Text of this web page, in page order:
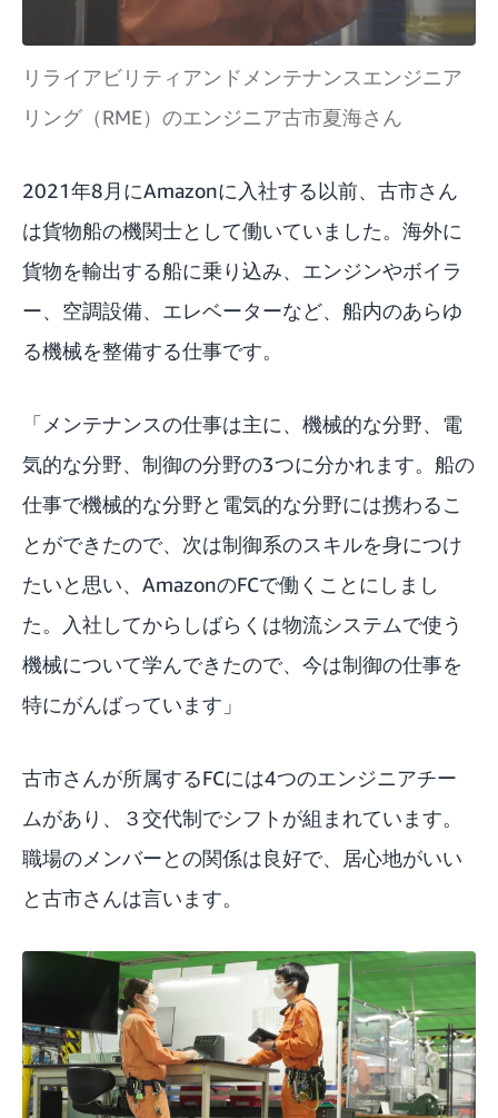
リライアビリティアンドメンテナンスエンジニア
リング（RME）のエンジニア古市夏海さん
2021年8月にAmazonに入社する以前、古市さん
は貨物船の機関士として働いていました。海外に
貨物を輸出する船に乗り込み、エンジンやボイラ
ー、空調設備、エレベーターなど、船内のあらゆ
る機械を整備する仕事です。
「メンテナンスの仕事は主に、機械的な分野、電
気的な分野、制御の分野の3つに分かれます。船の
仕事で機械的な分野と電気的な分野には携わるこ
とができたので、次は制御系のスキルを身につけ
たいと思い、AmazonのFCで働くことにしまし
た。入社してからしばらくは物流システムで使う
機械について学んできたので、今は制御の仕事を
特にがんばっています」
古市さんが所属するFCには4つのエンジニアチー
ムがあり、３交代制でシフトが組まれています。
職場のメンバーとの関係は良好で、居心地がいい
と古市さんは言います。